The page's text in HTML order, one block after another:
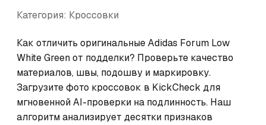
Категория: Кроссовки
Как отличить оригинальные Adidas Forum Low
White Green от подделки? Проверьте качество
материалов, швы, подошву и маркировку.
Загрузите фото кроссовок в KickCheck для
мгновенной AI-проверки на подлинность. Наш
алгоритм анализирует десятки признаков